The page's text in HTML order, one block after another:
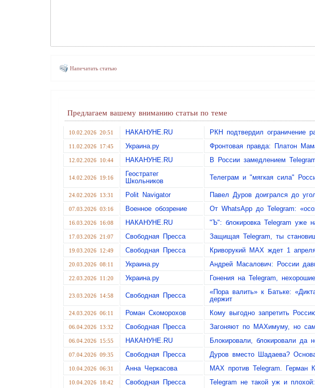
Напечатать статью
Предлагаем вашему вниманию статьи по теме
10.02.2026 20:51 НАКАНУНЕ.RU РКН подтвердил ограничение
11.02.2026 17:45 Украина.ру Фронтовая правда: Платон
12.02.2026 10:44 НАКАНУНЕ.RU В России замедлением
14.02.2026 19:16
Геостратег
Школьников
Телеграм и "мягкая сила"
24.02.2026 13:31 Polit Navigator Павел Дуров доигрался до
07.03.2026 03:16 Военное обозрение От WhatsApp до Telegram:
16.03.2026 16:08 НАКАНУНЕ.RU "Ъ": блокировка Telegram уже
17.03.2026 21:07 Свободная Пресса Защищая Telegram, ты
19.03.2026 12:49 Свободная Пресса Криворукий МАХ ждет 1
20.03.2026 08:11 Украина.ру Андрей Масалович: России
22.03.2026 11:20 Украина.ру Гонения на Telegram,
23.03.2026 14:58 Свободная Пресса
«Пора валить» к Батьке:
держит
24.03.2026 06:11 Роман Скоморохов Кому выгодно запретить
06.04.2026 13:32 Свободная Пресса Загоняют по MAXимуму, но
06.04.2026 15:55 НАКАНУНЕ.RU Блокировали, блокировали да
07.04.2026 09:35 Свободная Пресса Дуров вместо Шадаева?
10.04.2026 06:31 Анна Черкасова MAX против Telegram. Герман
10.04.2026 18:42 Свободная Пресса Telegram не такой уж и